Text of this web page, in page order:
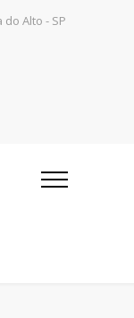
Alto - SP